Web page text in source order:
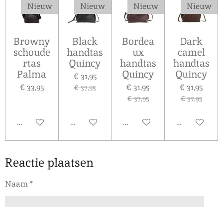
Nieuw
Browny
schoude
rtas
Palma
€ 33,95
In winkelwagen
Nieuw
Black
handtas
Quincy
€ 31,95
€ 37,95
In winkelwagen
Nieuw
Bordea
ux
handtas
Quincy
€ 31,95
€ 37,95
In winkelwagen
Nieuw
Dark
camel
handtas
Quincy
€ 31,95
€ 37,95
In
Reactie plaatsen
Naam *